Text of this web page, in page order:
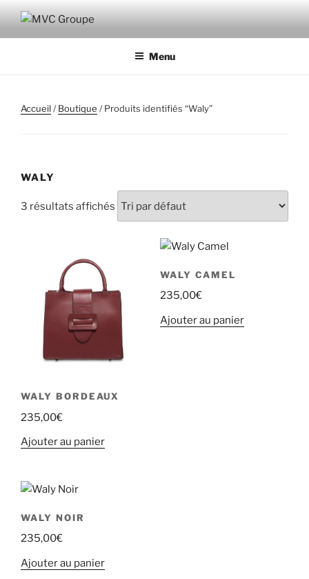
contenuMVC GROUPE
Menu
Accueil/Boutique / Produits identifiés “Waly”
WALY
3 résultats affichés
WALY BORDEAUX
235,00€
Ajouter au panier
WALY CAMEL
235,00€
Ajouter au panier
WALY NOIR
235,00€
Ajouter au panier